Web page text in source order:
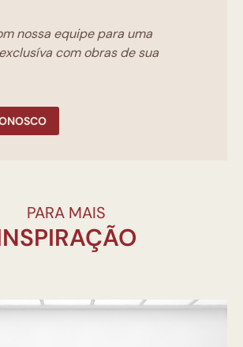
nossa equipe para uma
com obras de sua
PARA MAIS